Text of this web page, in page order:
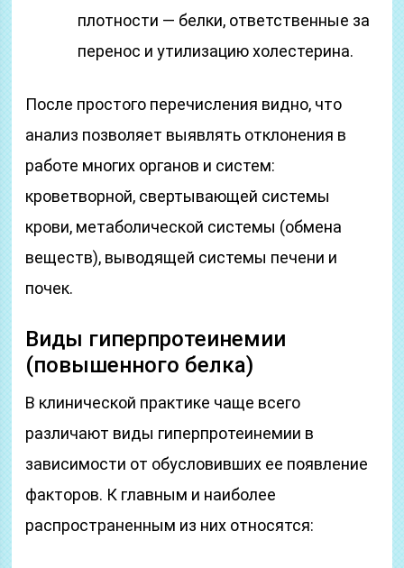
плотности — белки, ответственные за
перенос и утилизацию холестерина.
После простого перечисления видно, что
анализ позволяет выявлять отклонения в
работе многих органов и систем:
кроветворной, свертывающей системы
крови, метаболической системы (обмена
веществ), выводящей системы печени и
почек.
Виды гиперпротеинемии
(повышенного белка)
В клинической практике чаще всего
различают виды гиперпротеинемии в
зависимости от обусловивших ее появление
факторов. К главным и наиболее
распространенным из них относятся: